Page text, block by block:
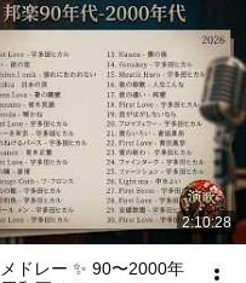
2:10:28
ドレー ✨ 90〜2000年